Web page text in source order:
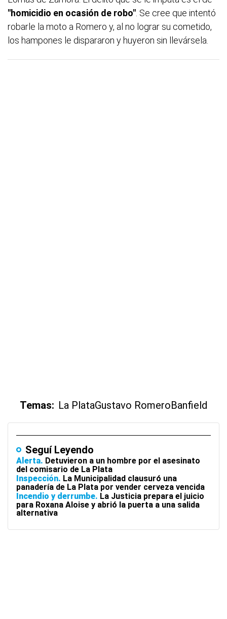
"homicidio en ocasión de robo" . Se cree que intentó
robarle la moto a Romero y, al no lograr su cometido,
los hampones le dispararon y huyeron sin llevársela.
Temas: La PlataGustavo RomeroBanfield
Seguí Leyendo
Alerta Detuvieron a un hombre por el asesinato
del comisario de La Plata
Inspección La Municipalidad clausuró una
panadería de La Plata por vender cerveza vencida
Incendio y derrumbe La Justicia prepara el juicio
para Roxana Aloise y abrió la puerta a una salida
alternativa